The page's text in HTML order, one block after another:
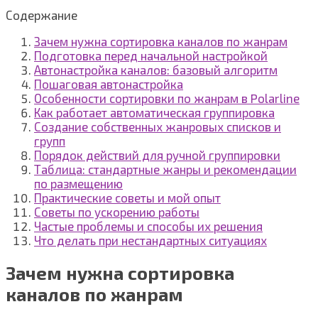
Содержание
Зачем нужна сортировка каналов по жанрам
Подготовка перед начальной настройкой
Автонастройка каналов: базовый алгоритм
Пошаговая автонастройка
Особенности сортировки по жанрам в Polarline
Как работает автоматическая группировка
Создание собственных жанровых списков и
групп
Порядок действий для ручной группировки
Таблица: стандартные жанры и рекомендации
по размещению
Практические советы и мой опыт
Советы по ускорению работы
Частые проблемы и способы их решения
Что делать при нестандартных ситуациях
Зачем нужна сортировка
каналов по жанрам